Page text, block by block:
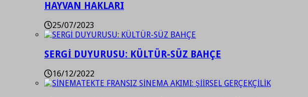
HAYVAN HAKLARI
25/07/2023
SERGİ DUYURUSU: KÜLTÜR-SÜZ BAHÇE
16/12/2022